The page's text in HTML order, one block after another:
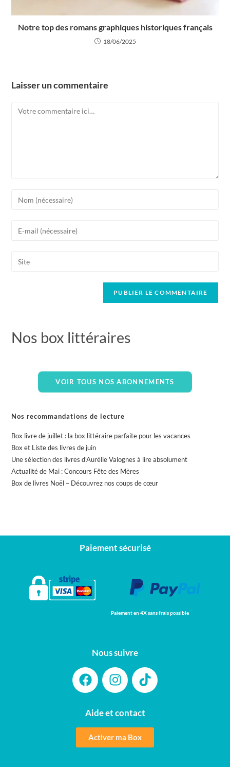
Notre top des romans graphiques historiques français
18/06/2025
Laisser un commentaire
Nos box littéraires
VOIR TOUS NOS ABONNEMENTS
Nos recommandations de lecture
Box livre de juillet : la box littéraire parfaite pour les vacances
Box et Liste des livres de juin
Une sélection des livres d’Aurélie Valognes à lire absolument
Actualité de Mai : Concours Fête des Mères
Box de livres Noël – Découvrez nos coups de cœur
Paiement sécurisé
Paiement en 4X sans frais possible
Nous suivre
Aide et contact
Activer ma Box